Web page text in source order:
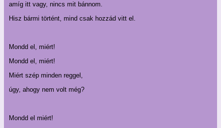
amíg itt vagy, nincs mit bánnom.
Hisz bármi történt, mind csak hozzád vitt el.
Mondd el, miért!
Mondd el, miért!
Miért szép minden reggel,
úgy, ahogy nem volt még?
Mondd el miért!